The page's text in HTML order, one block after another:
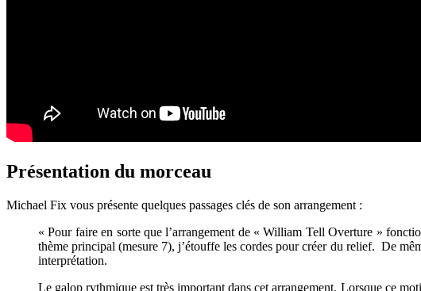
Présentation du morceau
Michael Fix vous présente quelques passages clés de son arrangement :
« Pour faire en sorte que l’arrangement de « William Tell Overture »
thème principal (mesure 7), j’étouffe les cordes pour créer du relief. De
interprétation.
Le galop rythmique est très important dans cet arrangement. Lorsque ce